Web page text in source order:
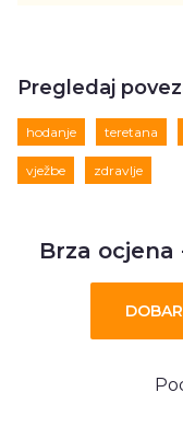
Pregledaj
hodanje teretana
vježbe zdravlje
Brza ocjena
DOBAR